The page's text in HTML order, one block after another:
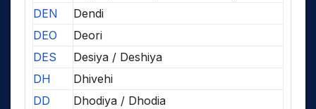
DEN
Dendi
DEO
Deori
DES
Desiya / Deshiya
DH
Dhivehi
DD
Dhodiya / Dhodia